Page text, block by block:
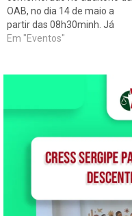
OAB, no dia 14 de maio a
partir das 08h30minh. Já
foram confirmadas as
Santos – Chefe do
Departamento de Serviço
Em "Eventos"